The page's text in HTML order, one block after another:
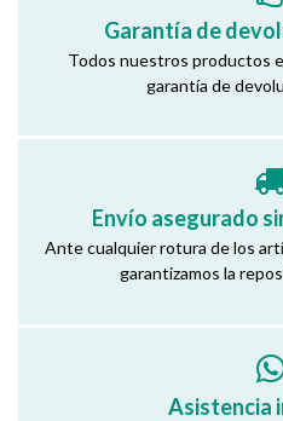
Garantía de
Todos nuestros productos
garantía de
Envío asegurado
Ante cualquier rotura de los
garantizamos la
Asistencia